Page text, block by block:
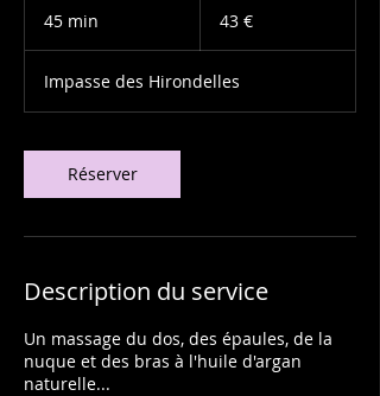
45 min
i
n
43 €
Impasse des Hirondelles
Réserver
Description du service
Un massage du dos, des épaules, de la
nuque et des bras à l'huile d'argan
naturelle...